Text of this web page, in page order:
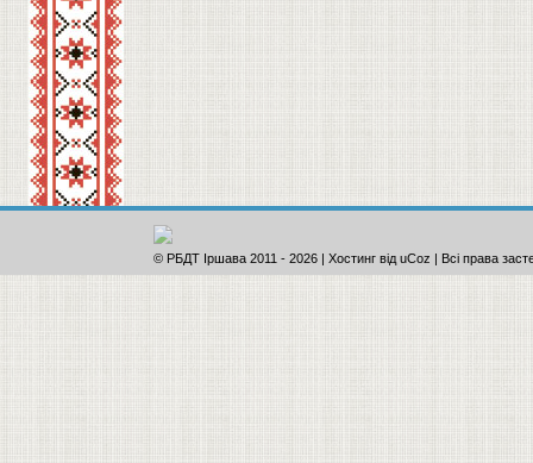
© РБДТ Іршава 2011 - 2026 | Хостинг від uCoz | Всі права